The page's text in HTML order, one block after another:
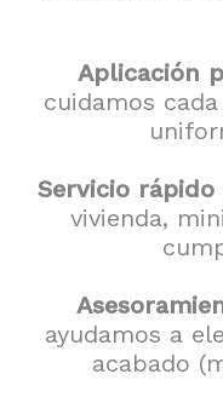
Aplicación
cuidamos
Servicio
vivienda,
ayudamos a
acabado